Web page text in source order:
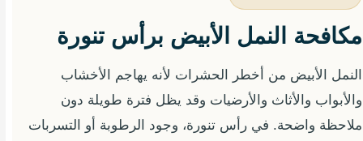
مكافحة النمل الأبيض برأس تنورة
النمل الأبيض من أخطر الحشرات لأنه يهاجم الأخشاب
والأبواب والأثاث والأرضيات وقد يظل فترة طويلة دون
ملاحظة واضحة. في رأس تنورة، وجود الرطوبة أو التسربات